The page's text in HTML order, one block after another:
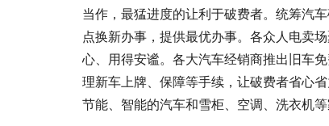
当作，最猛进度的让利于破费者。统筹汽
点换新办事，提供最优办事。各众人电卖
心、用得安谧。各大汽车经销商推出旧车
理新车上牌、保障等手续，让破费者省心
节能、智能的汽车和雪柜、空调、洗衣机